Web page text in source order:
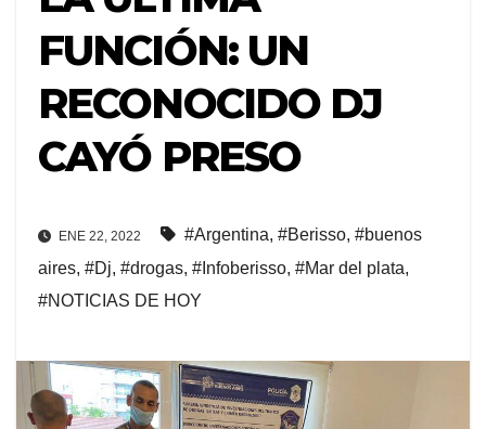
FUNCIÓN: UN
RECONOCIDO DJ
CAYÓ PRESO
ENE 22, 2022 #Argentina, #Berisso, #buenos
aires, #Dj, #drogas, #Infoberisso, #Mar del plata,
#NOTICIAS DE HOY